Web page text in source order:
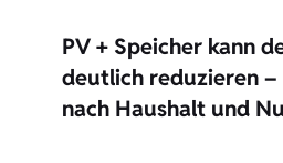
PV + Speicher kann
deutlich reduzieren
nach Haushalt und